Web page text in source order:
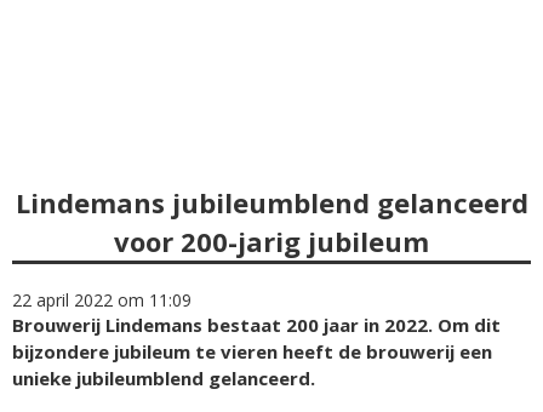
Lindemans jubileumblend gelanceerd
voor 200-jarig jubileum
22 april 2022 om 11:09
Brouwerij Lindemans bestaat 200 jaar in 2022. Om dit
bijzondere jubileum te vieren heeft de brouwerij een
unieke jubileumblend gelanceerd.